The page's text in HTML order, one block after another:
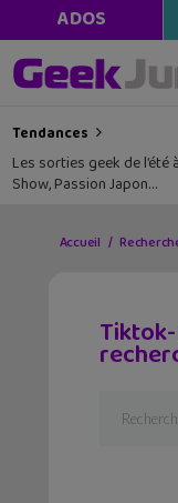
ADOS
Tendances
Les sorties geek de l’été
Show, Passion Japon…
Accueil